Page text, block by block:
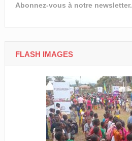
Abonnez-vous à notre newsletter.
FLASH IMAGES